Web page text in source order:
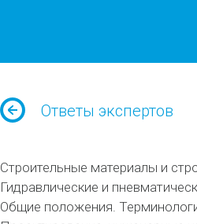
Ответы экспертов
Строительные материалы и
Гидравлические и
Общие положения.